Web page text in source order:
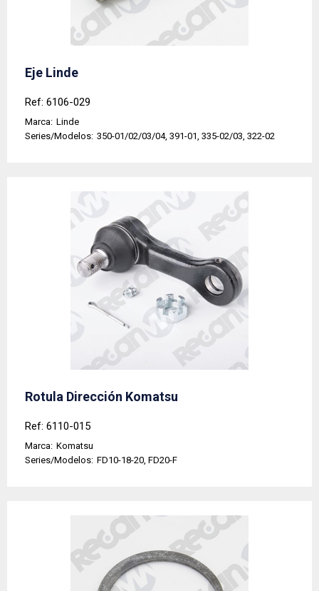
Eje Linde
Ref: 6106-029
Marca: Linde
Series/Modelos: 350-01/02/03/04, 391-01, 335-02/03, 322-02
Rotula Dirección Komatsu
Ref: 6110-015
Marca: Komatsu
Series/Modelos: FD10-18-20, FD20-F